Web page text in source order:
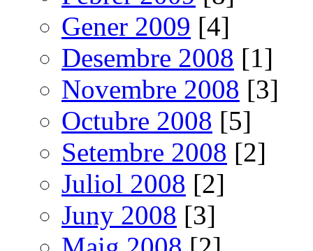
Gener 2009 [4]
Desembre 2008 [1]
Novembre 2008 [3]
Octubre 2008 [5]
Setembre 2008 [2]
Juliol 2008 [2]
Juny 2008 [3]